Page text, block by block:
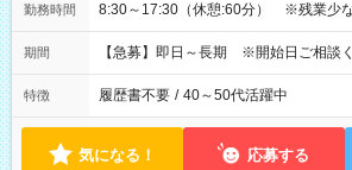
勤務時間 8:30～17:30（休憩:60分） ※残業少
期間 【急募】即日～長期 ※開始日ご相談
特徴 履歴書不要 / 40～50代活躍中
気になる！ 応募する